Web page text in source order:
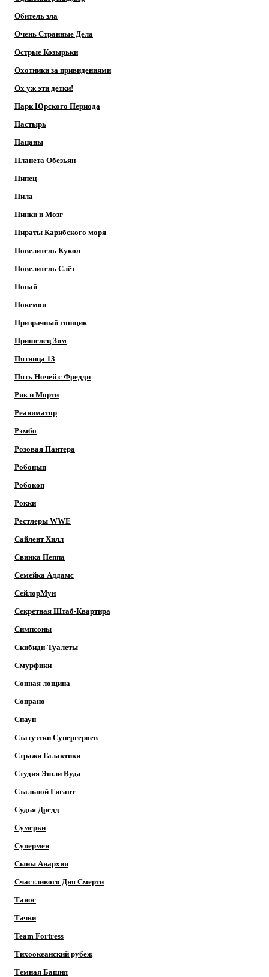
Обитель зла
Очень Странные Дела
Острые Козырьки
Охотники за привидениями
Ох уж эти детки!
Парк Юрского Периода
Пастырь
Пацаны
Планета Обезьян
Пипец
Пила
Пинки и Мозг
Пираты Карибского моря
Повелитель Кукол
Повелитель Слёз
Попай
Покемон
Призрачный гонщик
Пришелец Зим
Пятница 13
Пять Ночей с Фредди
Рик и Морти
Реаниматор
Рэмбо
Розовая Пантера
Робоцып
Робокоп
Рокки
Рестлеры WWE
Сайлент Хилл
Свинка Пеппа
Семейка Аддамс
СейлорМун
Секретная Штаб-Квартира
Симпсоны
Скибиди-Туалеты
Смурфики
Сонная лощина
Сопрано
Спаун
Статуэтки Супергероев
Стражи Галактики
Студия Эшли Вуда
Стальной Гигант
Судья Дредд
Сумерки
Супермен
Сыны Анархии
Счастливого Дня Смерти
Танос
Тачки
Team Fortress
Тихоокеанский рубеж
Темная Башня